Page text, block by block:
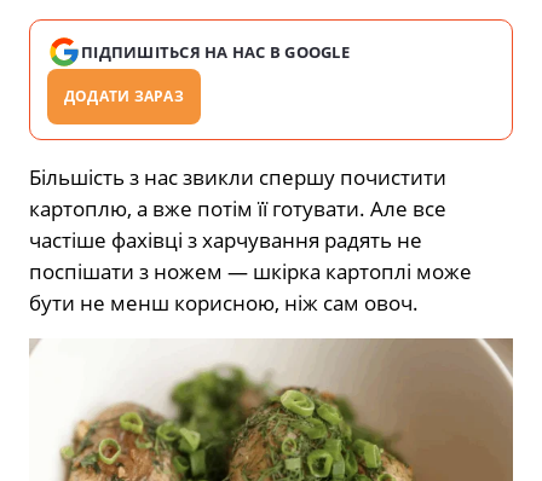
ПІДПИШІТЬСЯ НА НАС В GOOGLE
ДОДАТИ ЗАРАЗ
Більшість з нас звикли спершу почистити
картоплю, а вже потім її готувати. Але все
частіше фахівці з харчування радять не
поспішати з ножем — шкірка картоплі може
бути не менш корисною, ніж сам овоч.